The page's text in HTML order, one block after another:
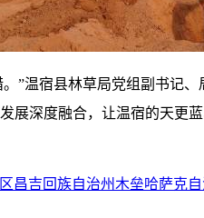
”温宿县林草局党组副书记
展深度融合，让温宿的天
昌吉回族自治州木垒哈萨克